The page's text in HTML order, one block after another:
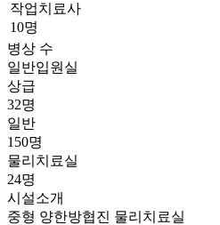
작업치료사
10명
병상 수
일반입원실
상급
32명
일반
150명
물리치료실
24명
시설소개
중형 양한방협진 물리치료실